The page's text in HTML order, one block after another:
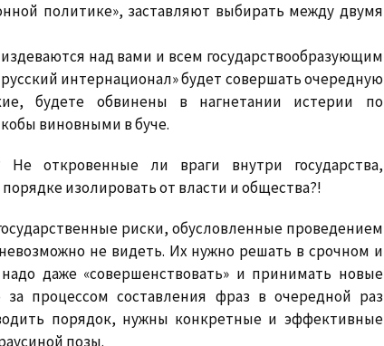
политике», заставляют выбирать между двумя
над вами и всем государствообразующим
интернационал» будет совершать очередную
будете обвинены в нагнетании истерии по
виновными в буче.
откровенные ли враги внутри государства,
изолировать от власти и общества?!
риски, обусловленные проведением
не видеть. Их нужно решать в срочном и
даже «совершенствовать» и принимать новые
процессом составления фраз в очередной раз
порядок, нужны конкретные и эффективные
позы.